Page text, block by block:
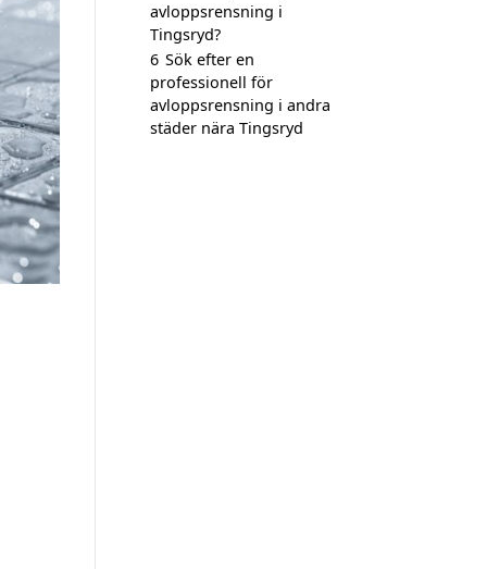
avloppsrensning i
Tingsryd?
6 Sök efter en
professionell för
avloppsrensning i andra
städer nära Tingsryd